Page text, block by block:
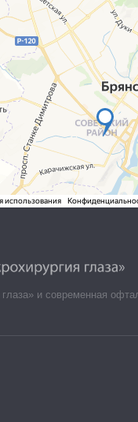
и современная